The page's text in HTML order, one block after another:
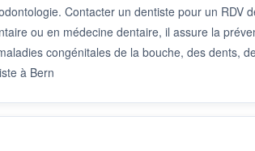
Contacter un dentiste pour un RDV
ou en médecine dentaire, il assure la
congénitales de la bouche, des dents,
à Bern